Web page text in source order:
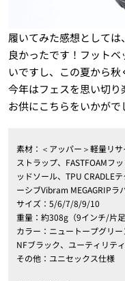
履いてみた感想として
良かったです！フット
いですし、この夏から秋
今年はフェスを思い切
お供にこちらをいかがで
素材：＜アッパー＞軽量リ
ストラップ、FASTFOAMフ
ッドソール、TPU CRADLE
ーシブVibram MEGAGRIPラ
サイズ：5/6/7/8/9/10
重量：約308g（9インチ/片足
カラー：ニュートープグリ
NFブラック、ユーティリテ
その他：ユニセックス仕様